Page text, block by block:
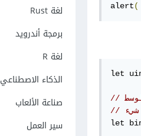
alert(
let
let
لغة Rust
برمجة أندرويد
لغة R
الذكاء الاصطناعي
صناعة الألعاب
سير العمل